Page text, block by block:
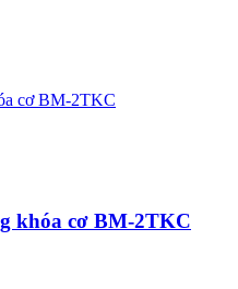
khóa cơ BM-2TKC